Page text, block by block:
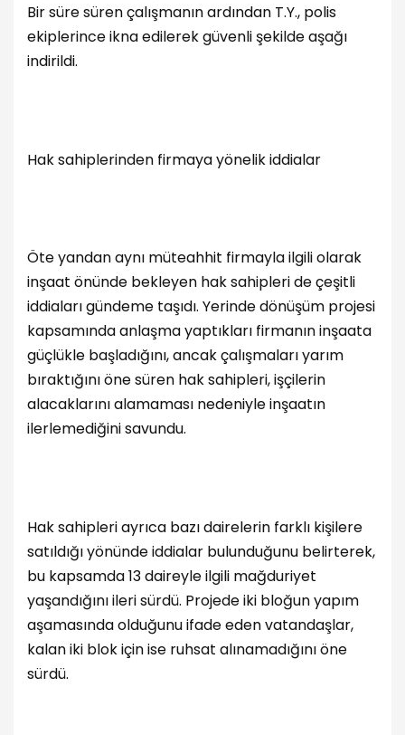
Bir süre süren çalışmanın ardından T.Y., polis
ekiplerince ikna edilerek güvenli şekilde aşağı
indirildi.
Hak sahiplerinden firmaya yönelik iddialar
Öte yandan aynı müteahhit firmayla ilgili olarak
inşaat önünde bekleyen hak sahipleri de çeşitli
iddiaları gündeme taşıdı. Yerinde dönüşüm projesi
kapsamında anlaşma yaptıkları firmanın inşaata
güçlükle başladığını, ancak çalışmaları yarım
bıraktığını öne süren hak sahipleri, işçilerin
alacaklarını alamaması nedeniyle inşaatın
ilerlemediğini savundu.
Hak sahipleri ayrıca bazı dairelerin farklı kişilere
satıldığı yönünde iddialar bulunduğunu belirterek,
bu kapsamda 13 daireyle ilgili mağduriyet
yaşandığını ileri sürdü. Projede iki bloğun yapım
aşamasında olduğunu ifade eden vatandaşlar,
kalan iki blok için ise ruhsat alınamadığını öne
sürdü.